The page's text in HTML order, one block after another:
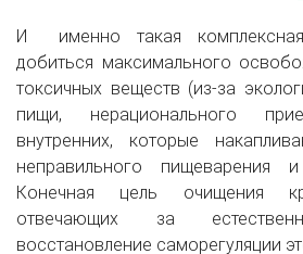
И именно такая
добиться максимального
токсичных веществ (из-за
пищи, нерационального
внутренних, которые
неправильного пищеварения
Конечная цель очищения
отвечающих за
восстановление саморегуляции